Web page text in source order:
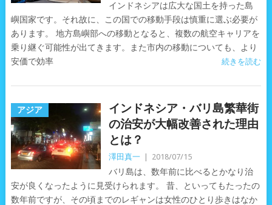
インドネシアは広大な国土を持った島
嶼国家です。それ故に、この国での移動手段は慎重に選ぶ必要が
あります。 地方島嶼部への移動となると、複数の航空キャリアを
乗り継ぐ可能性が出てきます。また市内の移動についても、より
安価で効率
続きを読む
アジア
インドネシア・バリ島繁華街
の治安が大幅改善された理由
とは？
澤田真一 2018/07/15
バリ島は、数年前に比べるとかなり治
安が良くなったように見受けられます。 昔、といってもたったの
数年前ですが、その頃までのレギャンは女性のひとり歩きはなか